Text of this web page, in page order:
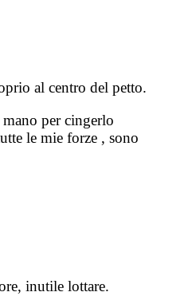
al centro del petto.
per cingerlo
le mie forze , sono
inutile lottare.